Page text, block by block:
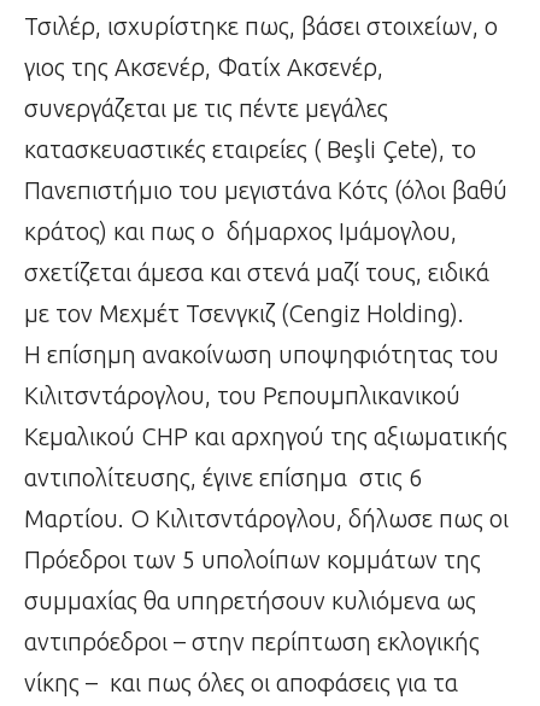
Τσιλέρ, ισχυρίστηκε πως, βάσει στοιχείων, ο
γιος της Ακσενέρ, Φατίχ Ακσενέρ,
συνεργάζεται με τις πέντε μεγάλες
κατασκευαστικές εταιρείες ( Beşli Çete), το
Πανεπιστήμιο του μεγιστάνα Κότς (όλοι βαθύ
κράτος) και πως ο δήμαρχος Ιμάμογλου,
σχετίζεται άμεσα και στενά μαζί τους, ειδικά
με τον Μεχμέτ Τσενγκιζ (Cengiz Holding).
Η επίσημη ανακοίνωση υποψηφιότητας του
Κιλιτσντάρογλου, του Ρεπουμπλικανικού
Κεμαλικού CHP και αρχηγού της αξιωματικής
αντιπολίτευσης, έγινε επίσημα στις 6
Μαρτίου. Ο Κιλιτσντάρογλου, δήλωσε πως οι
Πρόεδροι των 5 υπολοίπων κομμάτων της
συμμαχίας θα υπηρετήσουν κυλιόμενα ως
αντιπρόεδροι – στην περίπτωση εκλογικής
νίκης – και πως όλες οι αποφάσεις για τα